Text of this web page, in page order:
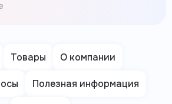
Товары О компании
Полезная информация